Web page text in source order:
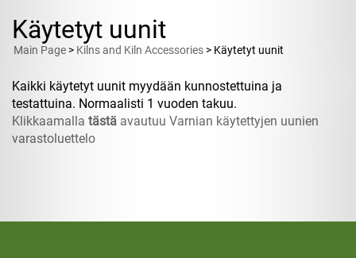
Käytetyt uunit
Main Page > Kilns and Kiln Accessories > Käytetyt uunit
Kaikki käytetyt uunit myydään kunnostettuina ja
testattuina. Normaalisti 1 vuoden takuu.
Klikkaamalla tästä avautuu Varnian käytettyjen uunien
varastoluettelo